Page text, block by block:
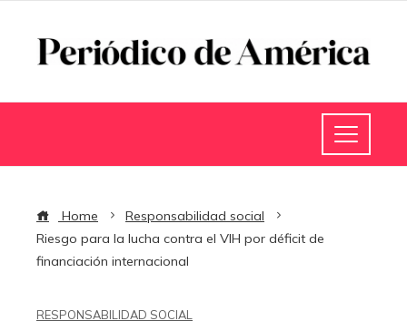
Home
Responsabilidad social
Riesgo para la lucha contra el VIH por déficit de
financiación internacional
RESPONSABILIDAD SOCIAL